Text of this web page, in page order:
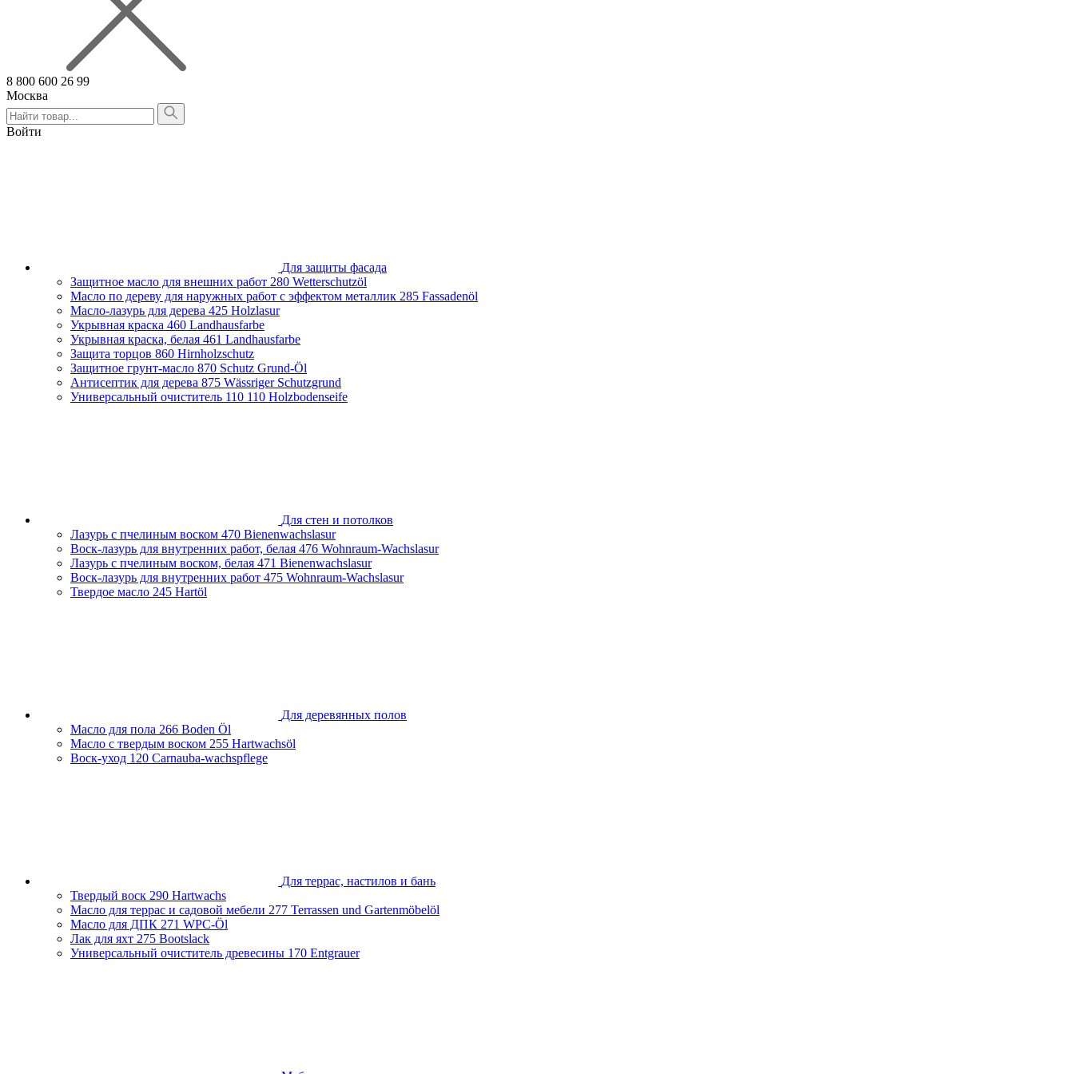
8 800 600 26 99
Москва
Алтайский край
Армения
Белгородская область
Калининградская область
Калужская область
Кировская область
Краснодарский край
Красноярский край
Липецкая область
Москва и Московская область
Нижегородская область
Новосибирская область
Оренбургская область
Самарская область
Санкт-Петербург и Ленинградская область
Сахалинская область
Свердловская область
Смоленская область
Ставропольский край
Челябинская область
Чеченская Республика
Ярославская область
Войти
Для защиты фасада
Защитное масло для внешних работ 280 Wetterschutzöl
Масло по дереву для наружных работ с эффектом металлик 285 Fassadenöl
Масло-лазурь для дерева 425 Holzlasur
Укрывная краска 460 Landhausfarbe
Укрывная краска, белая 461 Landhausfarbe
Защита торцов 860 Hirnholzschutz
Защитное грунт-масло 870 Schutz Grund-Öl
Антисептик для дерева 875 Wässriger Schutzgrund
Универсальный очиститель 110 110 Holzbodenseife
Для стен и потолков
Лазурь с пчелиным воском 470 Bienenwachslasur
Воск-лазурь для внутренних работ, белая 476 Wohnraum-Wachslasur
Лазурь с пчелиным воском, белая 471 Bienenwachslasur
Воск-лазурь для внутренних работ 475 Wohnraum-Wachslasur
Твердое масло 245 Hartöl
Для деревянных полов
Масло для пола 266 Boden Öl
Масло с твердым воском 255 Hartwachsöl
Воск-уход 120 Carnauba-wachspflege
Для террас, настилов и бань
Твердый воск 290 Hartwachs
Масло для террас и садовой мебели 277 Terrassen und Gartenmöbelöl
Масло для ДПК 271 WPC-Öl
Лак для яхт 275 Bootslack
Универсальный очиститель древесины 170 Entgrauer